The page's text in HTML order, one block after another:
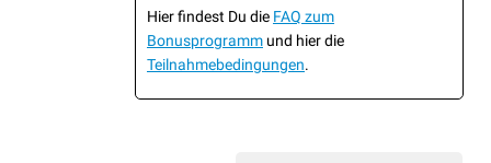
Hier findest Du die FAQ zum
Bonusprogramm und hier die
Teilnahmebedingungen.